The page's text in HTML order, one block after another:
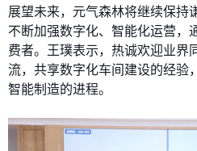
展望未来，元气森林将继续保持
不断加强数字化、智能化运营，
费者。王璞表示，热诚欢迎业界
流，共享数字化车间建设的经验
智能制造的进程。